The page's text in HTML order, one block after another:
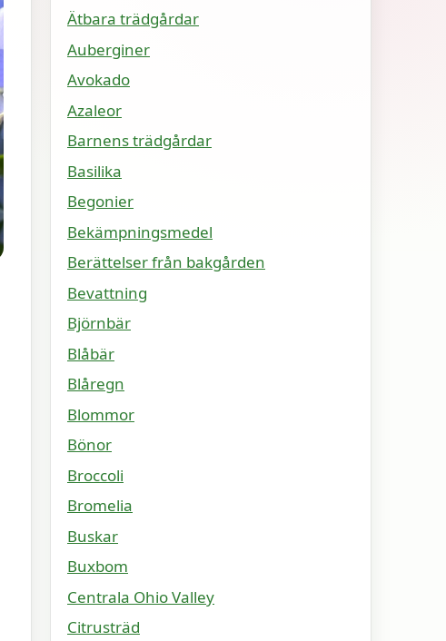
Ätbara trädgårdar
Auberginer
Avokado
Azaleor
Barnens trädgårdar
Basilika
Begonier
Bekämpningsmedel
Berättelser från bakgården
Bevattning
Björnbär
Blåbär
Blåregn
Blommor
Bönor
Broccoli
Bromelia
Buskar
Buxbom
Centrala Ohio Valley
Citrusträd